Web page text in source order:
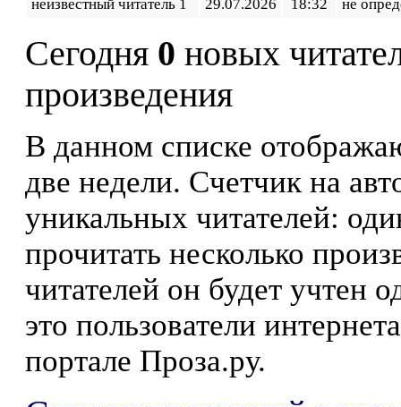
неизвестный читатель 1
29.07.2026 18:32 не
Сегодня 0 новых
произведения
В данном списке
две недели. Счетчик на
уникальных читателей:
прочитать несколько
читателей он будет учтен
это пользователи
портале Проза.ру.